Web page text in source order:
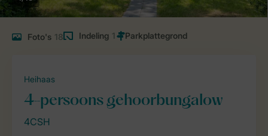
Foto's 18 Indeling 1
Heihaas
4-persoons gehoorbungalow
4CSH